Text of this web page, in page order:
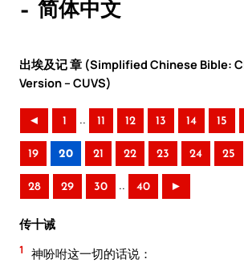
– 简体中文
出埃及记 章 (Simplified Chinese Bible:
Version – CUVS)
◄ 1 .. 11 12 13 14 15
19 20 21 22 23 24 25
28 29 30 .. 40 ►
传十诫
1 神吩咐这一切的话说：